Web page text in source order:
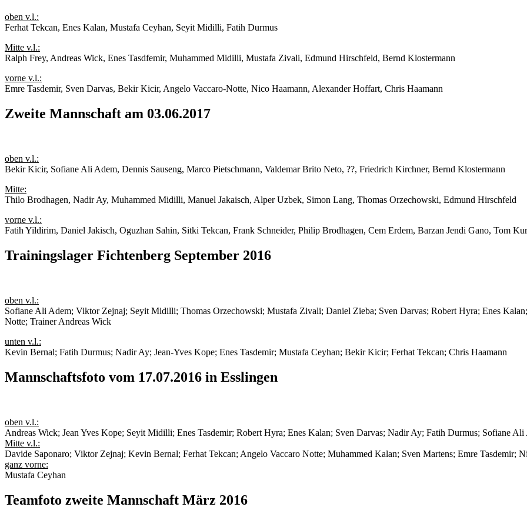
oben v.l.:
Ferhat Tekcan, Enes Kalan, Mustafa Ceyhan, Seyit Midilli, Fatih Durmus
Mitte v.l.:
Ralph Frey, Andreas Wick, Enes Tasdfemir, Muhammed Midilli, Mustafa Zivali, Edmund Hirschfeld, Bernd Klostermann
vorne v.l.:
Emre Tasdemir, Sven Darvas, Bekir Kicir, Angelo Vaccaro-Notte, Nico Haamann, Alexander Hoffart, Chris Haamann
Zweite Mannschaft am 03.06.2017
oben v.l.:
Bekir Kicir, Sofiane Ali Adem, Dennis Sauseng, Marco Pietschmann, Valdemar Brito Neto, ??, Friedrich Kirchner, Bernd Klostermann
Mitte:
Thilo Brodhagen, Nadir Ay, Muhammed Midilli, Manuel Jakaisch, Alper Uzbek, Simon Lang, Thomas Orzechowski, Edmund Hirschfeld
vorne v.l.:
Fatih Yildirim, Daniel Jakisch, Oguzhan Sahin, Sitki Tekcan, Frank Schneider, Philip Brodhagen, Cem Erdem, Barzan Jendi Gano, Tom
Trainingslager Fichtenberg September 2016
oben v.l.:
Sofiane Ali Adem; Viktor Zejnaj; Seyit Midilli; Thomas Orzechowski; Mustafa Zivali; Daniel Zieba; Sven Darvas; Robert Hyra; Enes
Notte; Trainer Andreas Wick
unten v.l.:
Kevin Bernal; Fatih Durmus; Nadir Ay; Jean-Yves Kope; Enes Tasdemir; Mustafa Ceyhan; Bekir Kicir; Ferhat Tekcan; Chris Haamann
Mannschaftsfoto vom 17.07.2016 in Esslingen
oben v.l.:
Andreas Wick; Jean Yves Kope; Seyit Midilli; Enes Tasdemir; Robert Hyra; Enes Kalan; Sven Darvas; Nadir Ay; Fatih Durmus; Sofiane Ali
Mitte v.l.:
Davide Saponaro; Viktor Zejnaj; Kevin Bernal; Ferhat Tekcan; Angelo Vaccaro Notte; Muhammed Kalan; Sven Martens; Emre Tasdemir;
ganz vorne:
Mustafa Ceyhan
Teamfoto zweite Mannschaft März 2016